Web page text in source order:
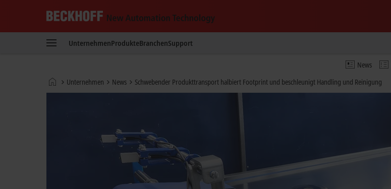
New
UnternehmenProdukteBranchenSupport
News
StartseiteUnternehmen News Schwebender Produkttransport halbiert Footprint und beschleunigt Handling und Reinigung